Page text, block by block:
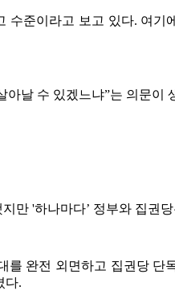
준이라고 보고 있다. 여
날 수 있겠느냐”는 의문이
만 '하나마다’ 정부와 집권
완전 외면하고 집권당
다.